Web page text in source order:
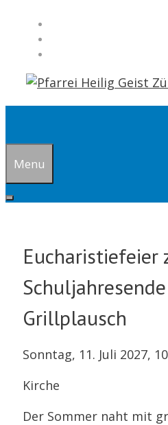
Inhalt
Menu
Eucharistiefeier
Grillplausch
Sonntag, 11. Juli 2027,
Kirche
Der Sommer naht mit